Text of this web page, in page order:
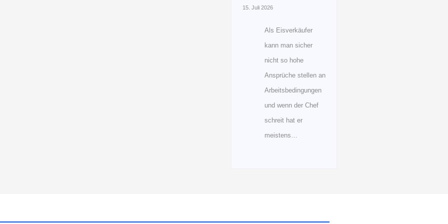
15. Juli 2026
Als Eisverkäufer
kann man sicher
nicht so hohe
Ansprüche stellen an
Arbeitsbedingungen
und wenn der Chef
schreit hat er
meistens…